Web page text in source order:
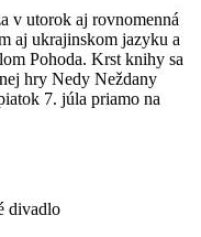
v utorok aj rovnomenná
aj ukrajinskom jazyku a
Pohoda. Krst knihy sa
hry Nedy Neždany
7. júla priamo na
divadlo